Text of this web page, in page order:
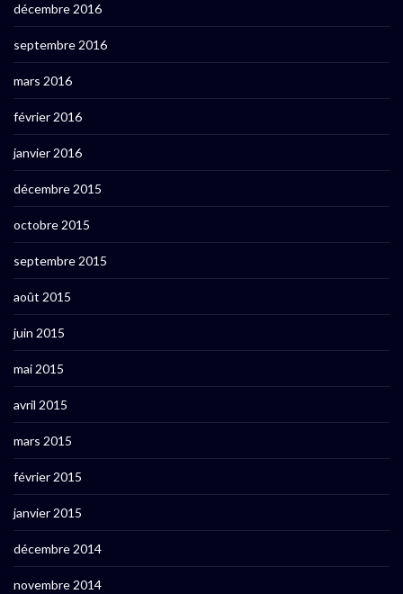
décembre 2016
septembre 2016
mars 2016
février 2016
janvier 2016
décembre 2015
octobre 2015
septembre 2015
août 2015
juin 2015
mai 2015
avril 2015
mars 2015
février 2015
janvier 2015
décembre 2014
novembre 2014